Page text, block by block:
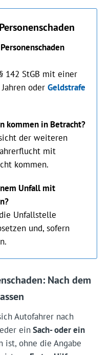
142 StGB mit einer
oder Geldstrafe
kommen in Betracht?
der weiteren
mit
kommen.
Unfall mit
Unfallstelle
und, sofern
Nach dem
Autofahrer nach
einSach- oder ein
ist, ohne die Angabe